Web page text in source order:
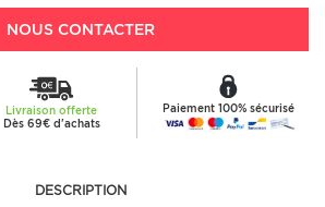
NOUS CONTACTER
Livraison offerte
Dès 69€ d'achats
Paiement 100% sécurisé
DESCRIPTION